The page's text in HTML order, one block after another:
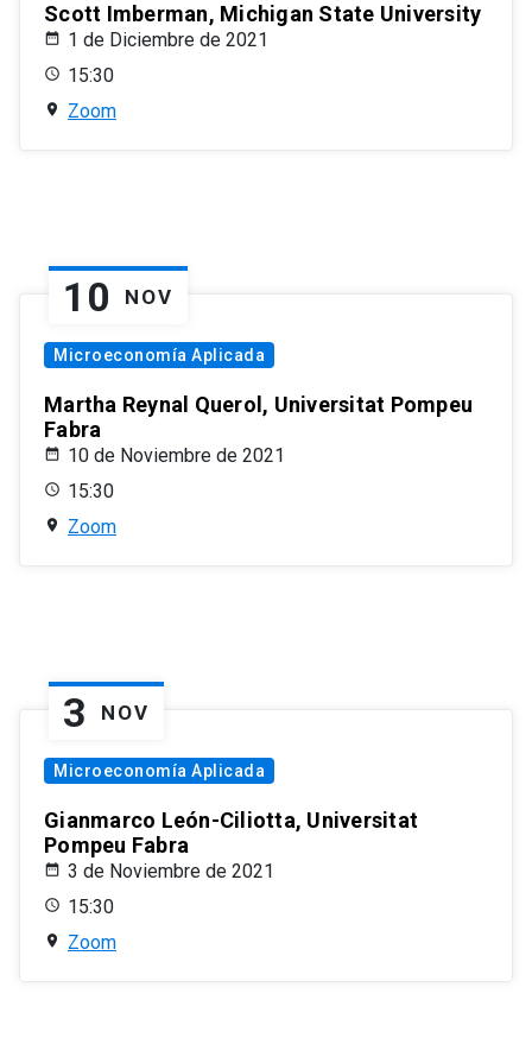
Scott Imberman, Michigan State University
1 de Diciembre de 2021
15:30
Zoom
10 NOV
Microeconomía Aplicada
Martha Reynal Querol, Universitat Pompeu
Fabra
10 de Noviembre de 2021
15:30
Zoom
3 NOV
Microeconomía Aplicada
Gianmarco León-Ciliotta, Universitat
Pompeu Fabra
3 de Noviembre de 2021
15:30
Zoom